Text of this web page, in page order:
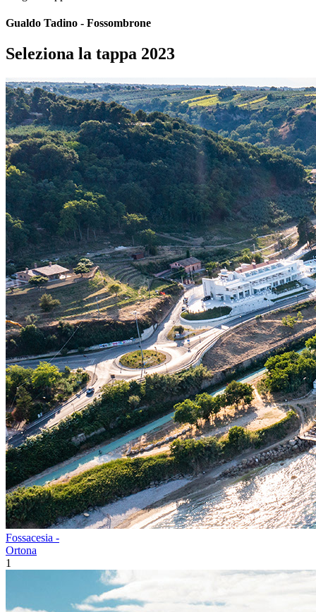
Gualdo Tadino - Fossombrone
Seleziona la tappa 2023
Fossacesia -
Ortona
1